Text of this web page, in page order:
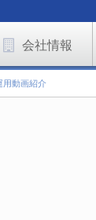
会社情報
用動画紹介